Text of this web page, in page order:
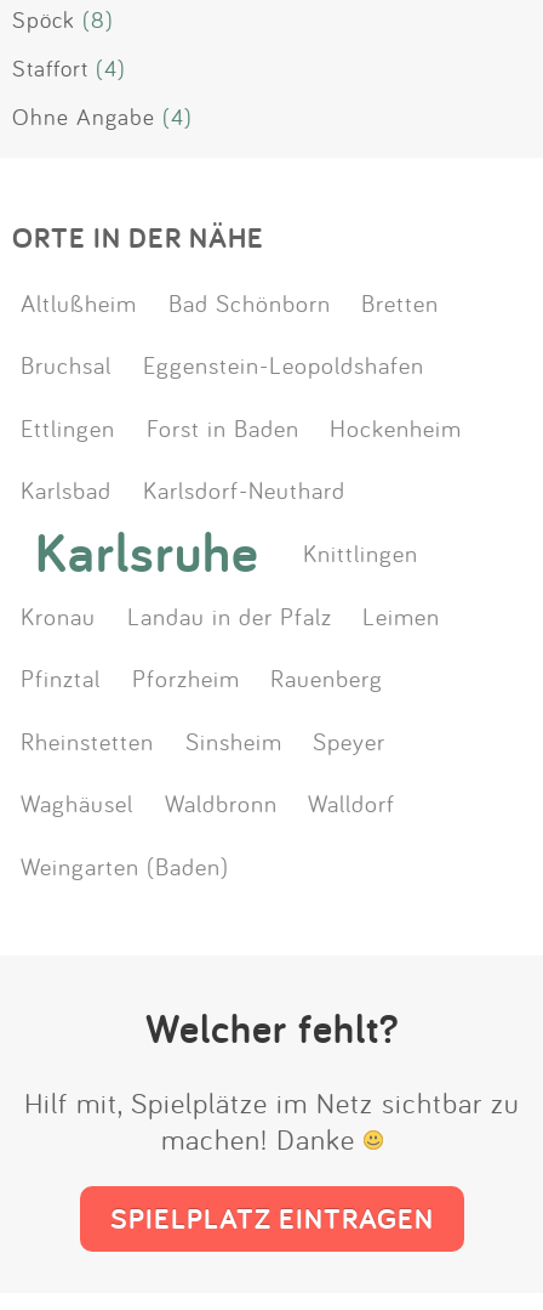
Spöck (8)
Staffort (4)
Ohne Angabe (4)
ORTE IN DER NÄHE
Altlußheim Bad Schönborn
Bretten
Bruchsal
Eggenstein-Leopoldshafen
Ettlingen
Forst in Baden
Hockenheim
Karlsbad
Karlsdorf-Neuthard
Karlsruhe
Knittlingen
Kronau
Landau in der Pfalz
Leimen
Pfinztal
Pforzheim
Rauenberg
Rheinstetten
Sinsheim
Speyer
Waghäusel
Waldbronn
Walldorf
Weingarten (Baden)
Welcher fehlt?
Hilf mit, Spielplätze im Netz sichtbar zu
machen! Danke
SPIELPLATZ EINTRAGEN